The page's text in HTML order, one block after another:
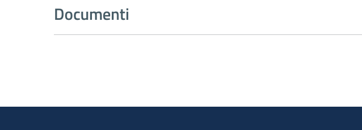
Documenti